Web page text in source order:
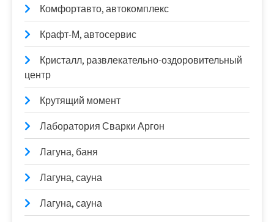
Комфортавто, автокомплекс
Крафт-М, автосервис
Кристалл, развлекательно-оздоровительный
центр
Крутящий момент
Лаборатория Сварки Аргон
Лагуна, баня
Лагуна, сауна
Лагуна, сауна